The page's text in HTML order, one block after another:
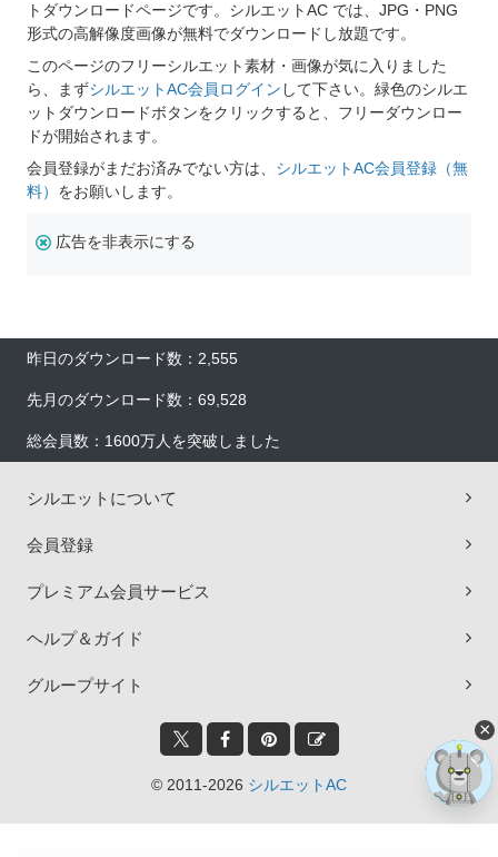
トダウンロードページです。シルエットAC では、JPG・PNG
形式の高解像度画像が無料でダウンロードし放題です。
このページのフリーシルエット素材・画像が気に入りました
ら、まずシルエットAC会員ログイン して下さい。緑色のシルエ
ットダウンロードボタンをクリックすると、フリーダウンロー
ドが開始されます。
会員登録がまだお済みでない方は、 シルエットAC会員登録（無
料） をお願いします。
広告を非表示にする
昨日のダウンロード数：2,555
先月のダウンロード数：69,528
総会員数：1600万人を突破しました
シルエットについて
会員登録
プレミアム会員サービス
ヘルプ＆ガイド
グループサイト
© 2011-2026 シルエットAC
×